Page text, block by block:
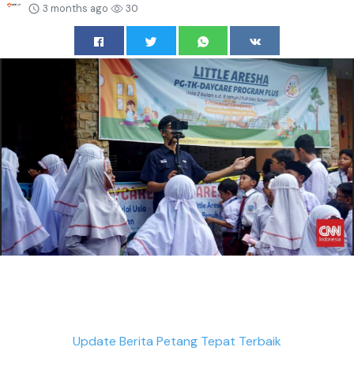
3 months ago 30
Update Berita Petang Tepat Terbaik